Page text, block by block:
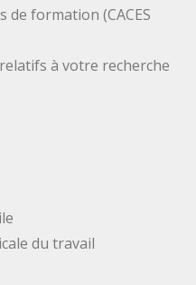
formation (CACES
à votre recherche
du travail